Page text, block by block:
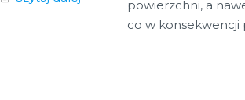
powierzchni, a
co w konsekwencji